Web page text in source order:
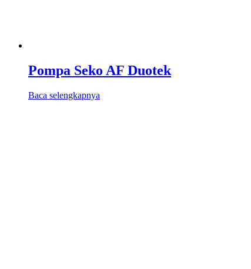
Pompa Seko AF Duotek
Baca selengkapnya